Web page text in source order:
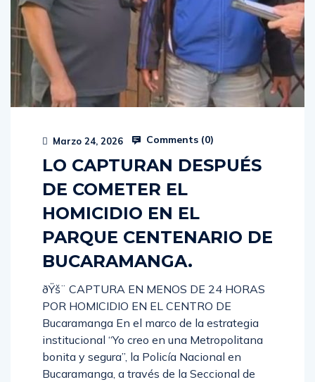
Marzo 24, 2026 Comments (0)
LO CAPTURAN DESPUÉS
DE COMETER EL
HOMICIDIO EN EL
PARQUE CENTENARIO DE
BUCARAMANGA.
ðŸš¨ CAPTURA EN MENOS DE 24 HORAS
POR HOMICIDIO EN EL CENTRO DE
Bucaramanga En el marco de la estrategia
institucional “Yo creo en una Metropolitana
bonita y segura”, la Policía Nacional en
Bucaramanga, a través de la Seccional de